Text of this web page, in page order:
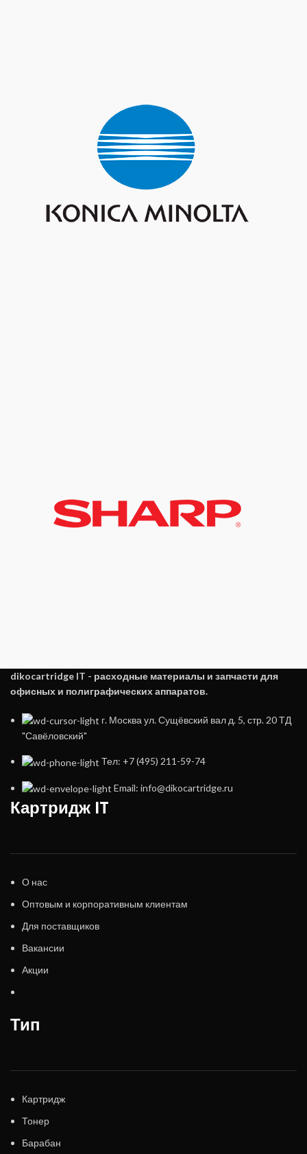
dikocartridge IT - расходные материалы и запчасти для
офисных и полиграфических аппаратов.
г. Москва ул. Сущёвский вал д. 5, стр. 20 ТД
"Савёловский"
Тел: +7 (495) 211-59-74
Email: info@dikocartridge.ru
Картридж IT
О нас
Оптовым и корпоративным клиентам
Для поставщиков
Вакансии
Акции
Тип
Картридж
Тонер
Барабан